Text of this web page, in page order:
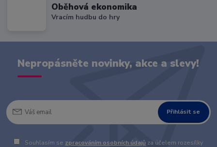
Oběhová ekonomika
Vracím hudbu do hry
Nepropásněte novinky, akce a slevy!
Přihlásit se
Souhlasím se zpracováním osobních údajů za účelem rozesílky